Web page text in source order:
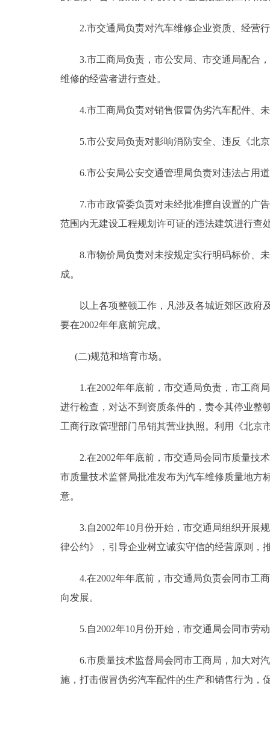
2.市交通局负责对汽车维修企业资质、经营行
3.市工商局负责，市公安局、市交通局配合，
维修的经营者进行查处。
4.市工商局负责对销售假冒伪劣汽车配件、未
5.市公安局负责对影响消防安全、违反《北京
6.市公安局公安交通管理局负责对违法占用道
7.市市政管委负责对未经批准擅自设置的广告
范围内无建设工程规划许可证的违法建筑进行查
8.市物价局负责对未按规定实行明码标价、未
成。
以上各项整顿工作，凡涉及各城近郊区政府及
要在2002年年底前完成。
(二)规范和培育市场。
1.在2002年年底前，市交通局负责，市工商局
进行检查，对达不到资质条件的，责令其停业整
工商行政管理部门吊销其营业执照。利用《北京
2.在2002年年底前，市交通局会同市质量技术
市质量技术监督局批准发布为汽车维修质量地方
意。
3.自2002年10月份开始，市交通局组织开展规
律公约》，引导企业树立诚实守信的经营原则，
4.在2002年年底前，市交通局负责会同市工商
向发展。
5.自2002年10月份开始，市交通局会同市劳动
6.市质量技术监督局会同市工商局，加大对汽
施，打击假冒伪劣汽车配件的生产和销售行为，